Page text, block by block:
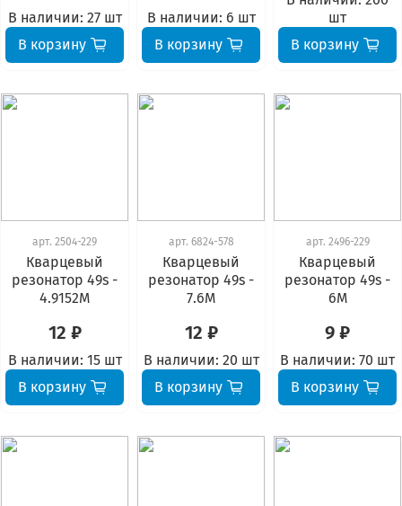
В наличии: 27 шт
В корзину
В наличии: 6 шт
В корзину
шт
В корзину
арт. 2504-229
Кварцевый
резонатор 49s -
4.9152М
12 ₽
В наличии: 15 шт
В корзину
арт. 6824-578
Кварцевый
резонатор 49s -
7.6М
12 ₽
В наличии: 20 шт
В корзину
арт. 2496-229
Кварцевый
резонатор 49s -
6М
9 ₽
В наличии: 70 шт
В корзину